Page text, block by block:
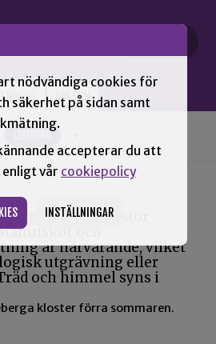
nödvändiga cookies för
säkerhet på sidan samt
accepterar du att
vår cookiepolicy
INSTÄLLNINGAR
TIDNING OM SNN
LEKEBERG
kloster förra sommaren.